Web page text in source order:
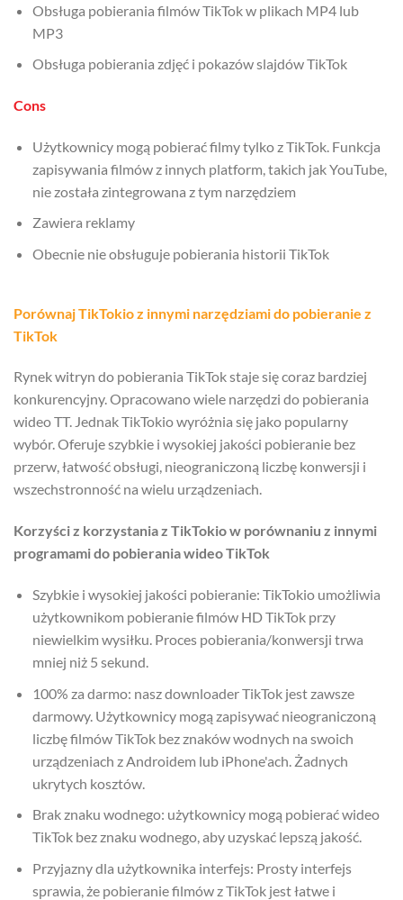
Obsługa pobierania filmów TikTok w plikach MP4 lub
MP3
Obsługa pobierania zdjęć i pokazów slajdów TikTok
Cons
Użytkownicy mogą pobierać filmy tylko z TikTok. Funkcja
zapisywania filmów z innych platform, takich jak YouTube,
nie została zintegrowana z tym narzędziem
Zawiera reklamy
Obecnie nie obsługuje pobierania historii TikTok
Porównaj TikTokio z innymi narzędziami do pobieranie z
TikTok
Rynek witryn do pobierania TikTok staje się coraz bardziej
konkurencyjny. Opracowano wiele narzędzi do pobierania
wideo TT. Jednak TikTokio wyróżnia się jako popularny
wybór. Oferuje szybkie i wysokiej jakości pobieranie bez
przerw, łatwość obsługi, nieograniczoną liczbę konwersji i
wszechstronność na wielu urządzeniach.
Korzyści z korzystania z TikTokio w porównaniu z innymi
programami do pobierania wideo TikTok
Szybkie i wysokiej jakości pobieranie: TikTokio umożliwia
użytkownikom pobieranie filmów HD TikTok przy
niewielkim wysiłku. Proces pobierania/konwersji trwa
mniej niż 5 sekund.
100% za darmo: nasz downloader TikTok jest zawsze
darmowy. Użytkownicy mogą zapisywać nieograniczoną
liczbę filmów TikTok bez znaków wodnych na swoich
urządzeniach z Androidem lub iPhone'ach. Żadnych
ukrytych kosztów.
Brak znaku wodnego: użytkownicy mogą pobierać wideo
TikTok bez znaku wodnego, aby uzyskać lepszą jakość.
Przyjazny dla użytkownika interfejs: Prosty interfejs
sprawia, że pobieranie filmów z TikTok jest łatwe i